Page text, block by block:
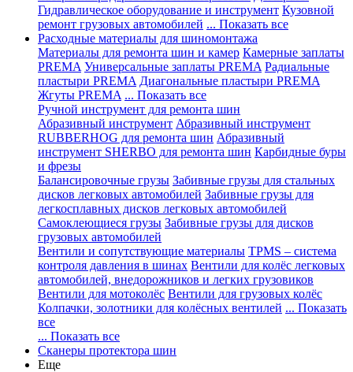
Гидравлическое оборудование и инструмент Кузовной
ремонт грузовых автомобилей ... Показать все
Расходные материалы для шиномонтажа
Материалы для ремонта шин и камер Камерные заплаты
PREMA Универсальные заплаты PREMA Радиальные
пластыри PREMA Диагональные пластыри PREMA
Жгуты PREMA ... Показать все
Ручной инструмент для ремонта шин
Абразивный инструмент Абразивный инструмент
RUBBERHOG для ремонта шин Абразивный
инструмент SHERBO для ремонта шин Карбидные буры
и фрезы
Балансировочные грузы Забивные грузы для стальных
дисков легковых автомобилей Забивные грузы для
легкосплавных дисков легковых автомобилей
Самоклеющиеся грузы Забивные грузы для дисков
грузовых автомобилей
Вентили и сопутствующие материалы TPMS – система
контроля давления в шинах Вентили для колёс легковых
автомобилей, внедорожников и легких грузовиков
Вентили для мотоколёс Вентили для грузовых колёс
Колпачки, золотники для колёсных вентилей ... Показать
все
... Показать все
Сканеры протектора шин
Еще